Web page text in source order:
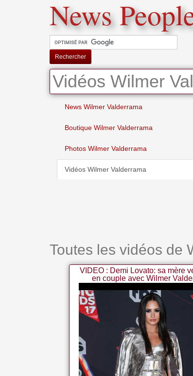
News
Rechercher
Vidéos Wilmer
News Wilmer Valderrama
Boutique Wilmer Valderrama
Photos Wilmer Valderrama
Vidéos Wilmer Valderrama
Toutes les vidéos de
VIDEO : Demi Lovato: sa mère
en couple avec Wilmer